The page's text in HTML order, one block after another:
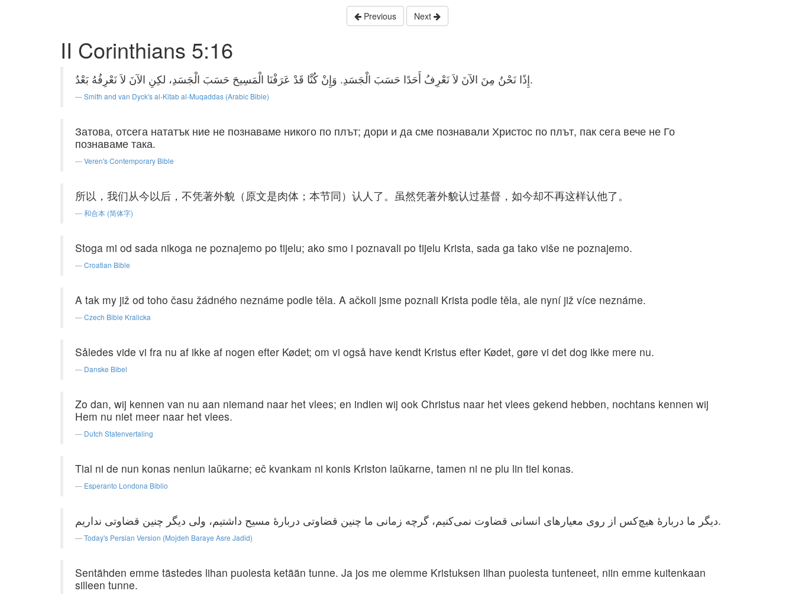
Previous Next
II Corinthians 5:16
إِذًا نَحْنُ مِنَ الآنَ لاَ نَعْرِفُ أَحَدًا حَسَبَ الْجَسَدِ. وَإِنْ كُنَّا قَدْ عَرَفْنَا الْمَسِيحَ حَسَبَ الْجَسَدِ، لكِنِ الآنَ لاَ نَعْرِفُهُ بَعْدُ.
Smith and van Dyck's al-Kitab al-Muqaddas (Arabic Bible)
Затова, отсега нататък ние не познаваме никого по плът; дори и да сме познавали Христос по плът, пак сега вече не Го
познаваме така.
Veren's Contemporary Bible
所以，我们从今以后，不凭著外貌（原文是肉体；本节同）认人了。虽然凭著外貌认过基督，如今却不再这样认他了。
和合本 (简体字)
Stoga mi od sada nikoga ne poznajemo po tijelu; ako smo i poznavali po tijelu Krista, sada ga tako više ne poznajemo.
Croatian Bible
A tak my již od toho času žádného neznáme podle těla. A ačkoli jsme poznali Krista podle těla, ale nyní již více neznáme.
Czech Bible Kralicka
Således vide vi fra nu af ikke af nogen efter Kødet; om vi også have kendt Kristus efter Kødet, gøre vi det dog ikke mere nu.
Danske Bibel
Zo dan, wij kennen van nu aan niemand naar het vlees; en indien wij ook Christus naar het vlees gekend hebben, nochtans kennen wij
Hem nu niet meer naar het vlees.
Dutch Statenvertaling
Tial ni de nun konas neniun laŭkarne; eĉ kvankam ni konis Kriston laŭkarne, tamen ni ne plu lin tiel konas.
Esperanto Londona Biblio
دیگر ما دربارهٔ هیچ‌کس از روی معیارهای انسانی قضاوت نمی‌کنیم، گرچه زمانی ما چنین قضاوتی دربارهٔ مسیح داشتیم، ولی دیگر چنین قضاوتی نداریم.
Today's Persian Version (Mojdeh Baraye Asre Jadid)
Sentähden emme tästedes lihan puolesta ketään tunne. Ja jos me olemme Kristuksen lihan puolesta tunteneet, niin emme kuitenkaan
silleen tunne.